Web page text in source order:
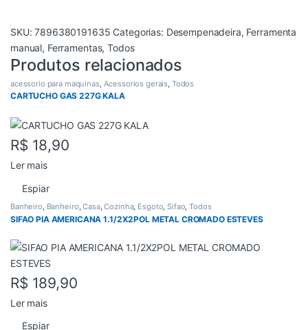
SKU:7896380191635 Categorias: Desempenadeira, Ferramenta
manual, Ferramentas,Todos
Produtos relacionados
acessorio para maquinas, Acessorios gerais Todos
CARTUCHO GAS 227G KALA
R$ 18,90
Ler mais
Espiar
Banheiro, Banheiro,Casa,Cozinha, Esgoto,Sifao,Todos
SIFAO PIA AMERICANA 1.1/2X2POL METAL CROMADO ESTEVES
R$ 189,90
Ler mais
Espiar